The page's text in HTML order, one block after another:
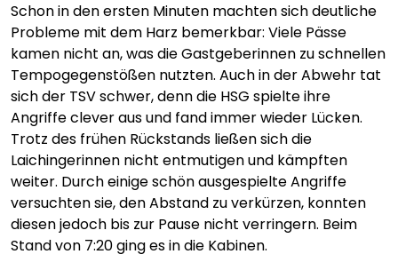
Schon in den ersten Minuten machten sich deutliche
Probleme mit dem Harz bemerkbar: Viele Pässe
kamen nicht an, was die Gastgeberinnen zu schnellen
Tempogegenstößen nutzten. Auch in der Abwehr tat
sich der TSV schwer, denn die HSG spielte ihre
Angriffe clever aus und fand immer wieder Lücken.
Trotz des frühen Rückstands ließen sich die
Laichingerinnen nicht entmutigen und kämpften
weiter. Durch einige schön ausgespielte Angriffe
versuchten sie, den Abstand zu verkürzen, konnten
diesen jedoch bis zur Pause nicht verringern. Beim
Stand von 7:20 ging es in die Kabinen.